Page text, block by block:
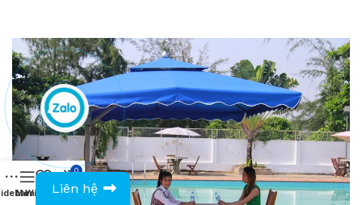
MenuWishlistCompare
0
Cart
Liên hệ
0943594386